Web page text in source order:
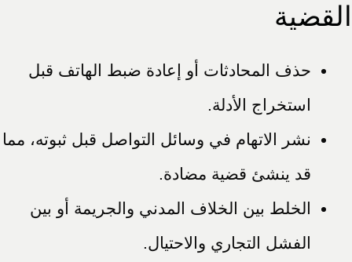
القضية
حذف المحادثات أو إعادة ضبط الهاتف قبل
استخراج الأدلة.
نشر الاتهام في وسائل التواصل قبل ثبوته، مما
قد ينشئ قضية مضادة.
الخلط بين الخلاف المدني والجريمة أو بين
الفشل التجاري والاحتيال.